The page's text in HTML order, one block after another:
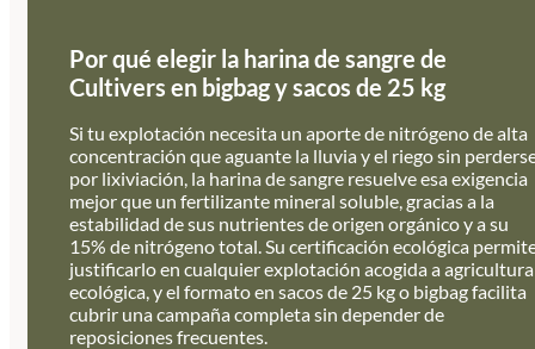
Por qué elegir la harina de sangre de
Cultivers en bigbag y sacos de 25 kg
Si tu explotación necesita un aporte de nitrógeno de alta
concentración que aguante la lluvia y el riego sin
por lixiviación, la harina de sangre resuelve esa exigencia
mejor que un fertilizante mineral soluble, gracias a la
estabilidad de sus nutrientes de origen orgánico y a su
15% de nitrógeno total. Su certificación ecológica
justificarlo en cualquier explotación acogida a agricultura
ecológica, y el formato en sacos de 25 kg o bigbag facilita
cubrir una campaña completa sin depender de
reposiciones frecuentes.